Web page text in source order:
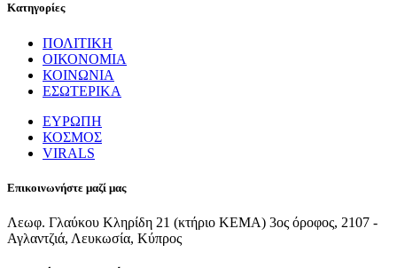
Κατηγορίες
ΠΟΛΙΤΙΚΗ
ΟΙΚΟΝΟΜΙΑ
ΚΟΙΝΩΝΙΑ
ΕΣΩΤΕΡΙΚΑ
ΕΥΡΩΠΗ
ΚΟΣΜΟΣ
VIRALS
Επικοινωνήστε μαζί μας
Λεωφ. Γλαύκου Κληρίδη 21 (κτήριο ΚΕΜΑ) 3ος όροφος, 2107 -
Αγλαντζιά, Λευκωσία, Κύπρος